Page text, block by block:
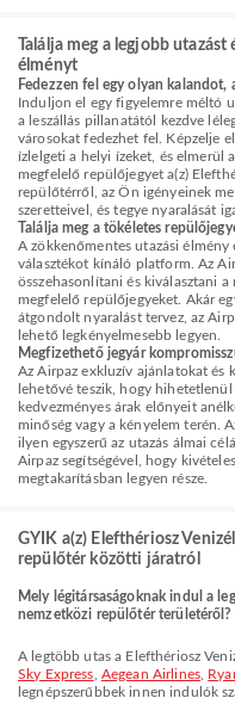
Találja meg a legjobb
élményt
Fedezzen fel egy olyan
Induljon el egy figyelemre méltó
a leszállás pillanatától kezdve
városokat fedezhet fel. Képzelje
ízlelgeti a helyi ízeket, és elmerül
megfelelő repülőjegyet a(z)
repülőtérről, az Ön igényeinek
szeretteivel, és tegye nyaralását
Találja meg a tökéletes
A zökkenőmentes utazási
választékot kínáló platform. Az
összehasonlítani és kiválasztani
megfelelő repülőjegyeket. Akár
átgondolt nyaralást tervez, az
lehető legkényelmesebb legyen.
Megfizethető jegyár
Az Airpaz exkluzív ajánlatokat és
lehetővé teszik, hogy
kedvezményes árak előnyeit
minőség vagy a kényelem terén.
ilyen egyszerű az utazás álmai
Airpaz segítségével, hogy
megtakarításban legyen része.
GYIK a(z) Elefthériosz
repülőtér közötti járatról
Mely légitársaságoknak indul a
nemzetközi repülőtér területéről?
A legtöbb utas a Elefthériosz
Sky Express Aegean Airlines,
legnépszerűbbek innen indulók